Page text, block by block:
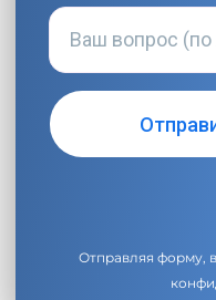
Отправляя форму,